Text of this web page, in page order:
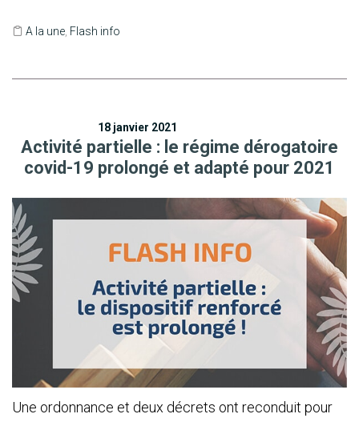
A la une, Flash info
18 janvier 2021
Activité partielle : le régime dérogatoire
covid-19 prolongé et adapté pour 2021
Une ordonnance et deux décrets ont reconduit pour